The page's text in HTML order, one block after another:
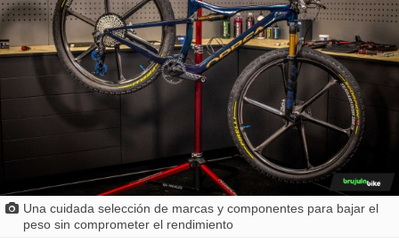
Una cuidada selección de marcas y componentes para bajar el
peso sin comprometer el rendimiento